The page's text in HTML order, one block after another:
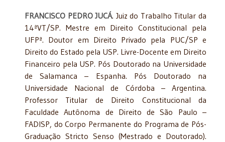
FRANCISCO PEDRO JUCÁ. Juiz do Trabalho Titular da
14ªVT/SP. Mestre em Direito Constitucional pela
UFPª. Doutor em Direito Privado pela PUC/SP e
Direito do Estado pela USP. Livre-Docente em Direito
Financeiro pela USP. Pós Doutorado na Universidade
de Salamanca – Espanha. Pós Doutorado na
Universidade Nacional de Córdoba – Argentina.
Professor Titular de Direito Constitucional da
Faculdade Autônoma de Direito de São Paulo –
FADISP, do Corpo Permanente do Programa de Pós-
Graduação Stricto Senso (Mestrado e Doutorado).